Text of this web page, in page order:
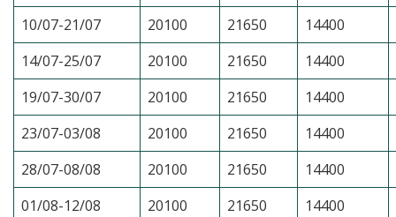
10/07-21/07
20100 21650
14400
14/07-25/07
20100 21650
14400
19/07-30/07
20100 21650
14400
23/07-03/08
20100 21650
14400
28/07-08/08
20100 21650
14400
01/08-12/08
20100 21650
14400